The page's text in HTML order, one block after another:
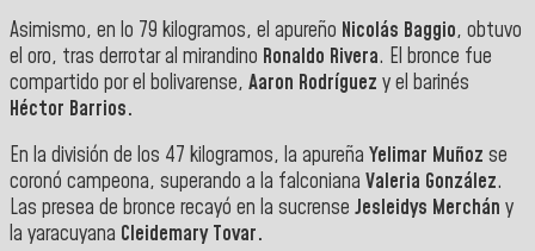
Asimismo, en lo 79 kilogramos, el apureño Nicolás Baggio, obtuvo
el oro, tras derrotar al mirandino Ronaldo Rivera. El bronce fue
compartido por el bolivarense, Aaron Rodríguez y el barinés
Héctor Barrios.
En la división de los 47 kilogramos, la apureña Yelimar Muñoz se
coronó campeona, superando a la falconiana Valeria González.
Las presea de bronce recayó en la sucrense Jesleidys Merchán y
la yaracuyana Cleidemary Tovar.